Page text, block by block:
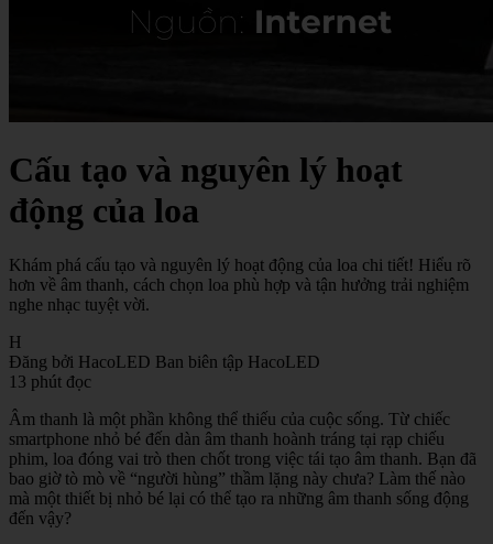
Cấu tạo và nguyên lý hoạt
động của loa
Khám phá cấu tạo và nguyên lý hoạt động của loa chi tiết! Hiểu rõ
hơn về âm thanh, cách chọn loa phù hợp và tận hưởng trải nghiệm
nghe nhạc tuyệt vời.
H
Đăng bởi HacoLED Ban biên tập HacoLED
13 phút đọc
Âm thanh là một phần không thể thiếu của cuộc sống. Từ chiếc
smartphone nhỏ bé đến dàn âm thanh hoành tráng tại rạp chiếu
phim, loa đóng vai trò then chốt trong việc tái tạo âm thanh. Bạn đã
bao giờ tò mò về “người hùng” thầm lặng này chưa? Làm thế nào
mà một thiết bị nhỏ bé lại có thể tạo ra những âm thanh sống động
đến vậy?